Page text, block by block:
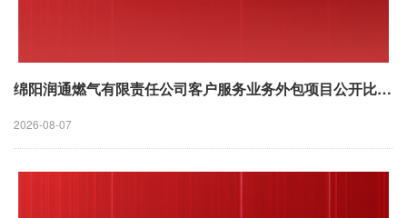
绵阳润通燃气有限责任公司客户服务业务外包项目公开比选公告
2026-08-07